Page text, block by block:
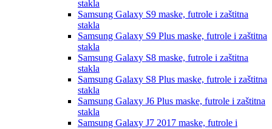
stakla
Samsung Galaxy S9 maske, futrole i zaštitna
stakla
Samsung Galaxy S9 Plus maske, futrole i zaštitna
stakla
Samsung Galaxy S8 maske, futrole i zaštitna
stakla
Samsung Galaxy S8 Plus maske, futrole i zaštitna
stakla
Samsung Galaxy J6 Plus maske, futrole i zaštitna
stakla
Samsung Galaxy J7 2017 maske, futrole i